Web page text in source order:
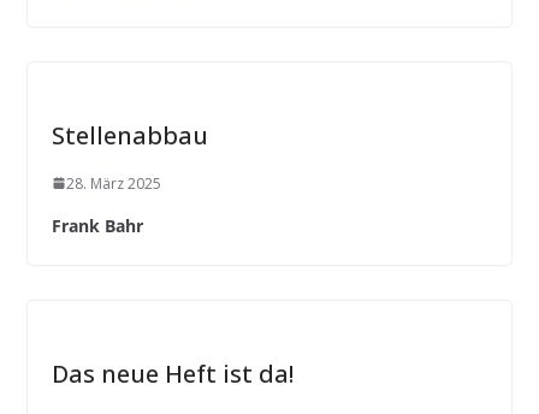
Stellenabbau
28. März 2025
Frank Bahr
Das neue Heft ist da!